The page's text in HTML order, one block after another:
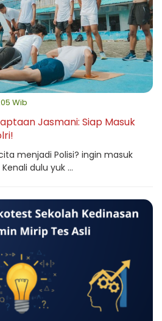
Wib
Jasmani: Siap Masuk
menjadi Polisi? ingin masuk
dulu yuk ...